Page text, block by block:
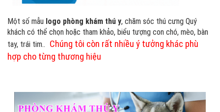
Một số mẫu logo phòng khám thú y, chăm sóc thú cưng Quý
khách có thể chọn hoặc tham khảo, biểu tượng con chó, mèo, bàn
tay, trái tim.. Chúng tôi còn rất nhiều ý tưởng khác phù
hợp cho từng thương hiệu